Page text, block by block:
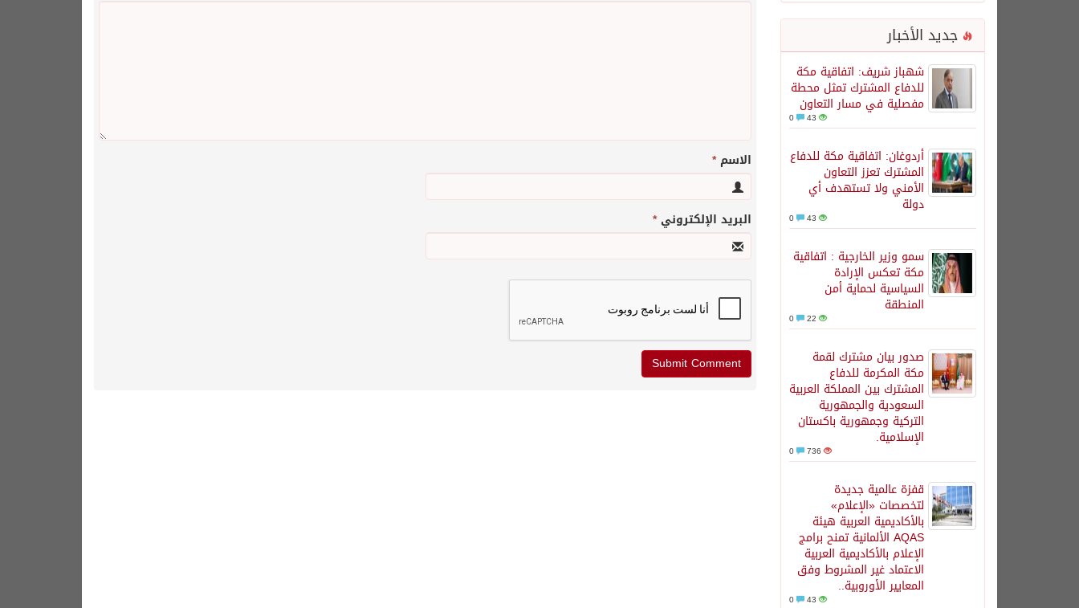
جديد الأخبار
شهباز شريف: اتفاقية مكة
للدفاع المشترك تمثل محطة
مفصلية في مسار التعاون
43
أردوغان: اتفاقية مكة للدفاع
المشترك تعزز التعاون
الأمني ولا تستهدف أي
دولة
43
سمو وزير الخارجية : اتفاقية
مكة تعكس الإرادة
السياسية لحماية أمن
المنطقة
22
صدور بيان مشترك لقمة
مكة المكرمة للدفاع
المشترك بين المملكة العربية
السعودية والجمهورية
التركية وجمهورية باكستان
الإسلامية.
736
قفزة عالمية جديدة
لتخصصات «الإعلام»
بالأكاديمية العربية هيئة
AQAS الألمانية تمنح برامج
الإعلام بالأكاديمية العربية
الاعتماد غير المشروط وفق
المعايير الأوروبية..
43
الاسم*
البريد الإلكتروني*